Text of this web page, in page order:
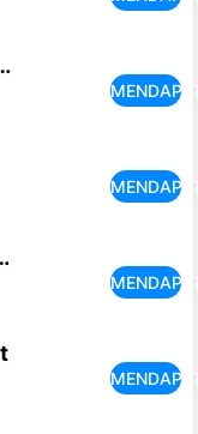
Editor
Foto